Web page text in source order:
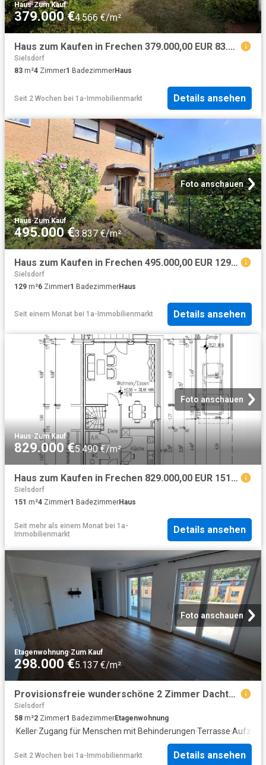
Haus·Zum Kauf
379.000 €4.566 €/m²
Haus zum Kaufen in Frechen 379.000,00 EUR 83.99 m²
Sielsdorf
83 m²4 Zimmer1 BadezimmerHaus
Seit 2 Wochen bei 1a-Immobilienmarkt Details ansehen
Foto anschauen
Haus·Zum Kauf
495.000 €3.837 €/m²
Haus zum Kaufen in Frechen 495.000,00 EUR 129.27 m²
Sielsdorf
129 m²6 Zimmer1 BadezimmerHaus
Seit einem Monat bei 1a-Immobilienmarkt Details ansehen
Foto anschauen
Haus·Zum Kauf
829.000 €5.490 €/m²
Haus zum Kaufen in Frechen 829.000,00 EUR 151.23 m²
Sielsdorf
151 m²4 Zimmer1 BadezimmerHaus
Seit mehr als einem Monat bei 1a-
Immobilienmarkt
Details ansehen
Foto anschauen
Etagenwohnung·Zum Kauf
298.000 €5.137 €/m²
Provisionsfreie wunderschöne 2 Zimmer Dachterrassenwohnung
Sielsdorf
58 m²2 Zimmer1 BadezimmerEtagenwohnung
·Keller·Zugang für Menschen mit Behinderungen·Terrasse·Aufzug
Seit 2 Wochen bei 1a-Immobilienmarkt Details ansehen